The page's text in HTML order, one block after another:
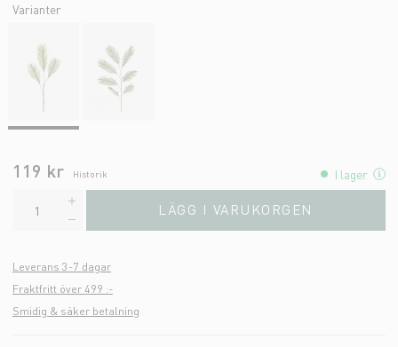
Varianter
119 kr Historik I lager
LÄGG I VARUKORGEN
Leverans 3-7 dagar
Fraktfritt över 499 :-
Smidig & säker betalning